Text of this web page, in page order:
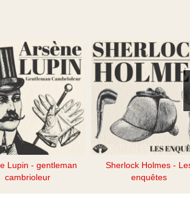
Lupin - gentleman
cambrioleur
Sherlock Holmes -
enquêtes